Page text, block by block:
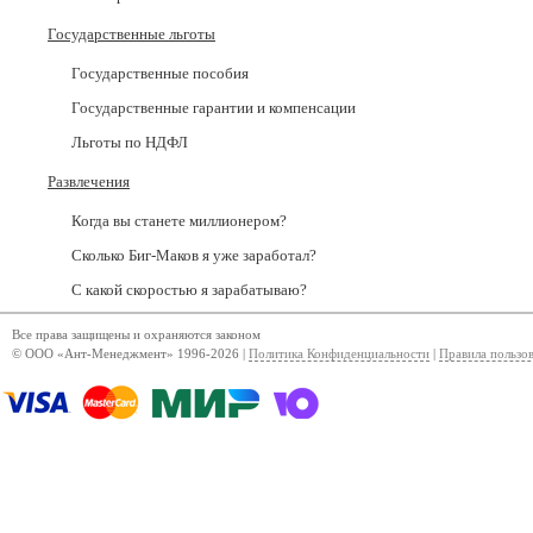
Государственные льготы
Государственные пособия
Государственные гарантии и компенсации
Льготы по НДФЛ
Развлечения
Когда вы станете миллионером?
Сколько Биг-Маков я уже заработал?
С какой скоростью я зарабатываю?
Все права защищены и охраняются законом
© ООО «Ант-Менеджмент» 1996-2026 | Политика Конфиденциальности Правила